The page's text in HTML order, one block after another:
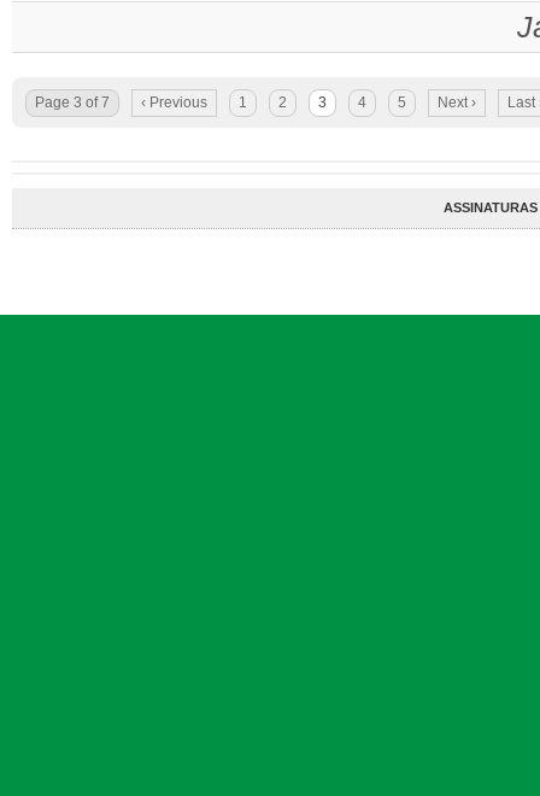
Page 3 of 7 ‹ Previous 1 2 3 4 5 Next › Last
ASSINATURAS